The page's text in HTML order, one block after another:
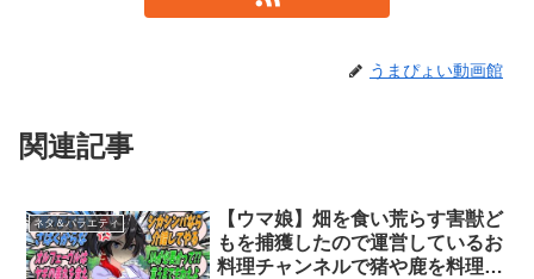
うまぴょい動画館
関連記事
ネタ＆バラエティ
【ウマ娘】畑を食い荒らす害獣ど
もを捕獲したので運営しているお
料理チャンネルで猪や鹿を料理し